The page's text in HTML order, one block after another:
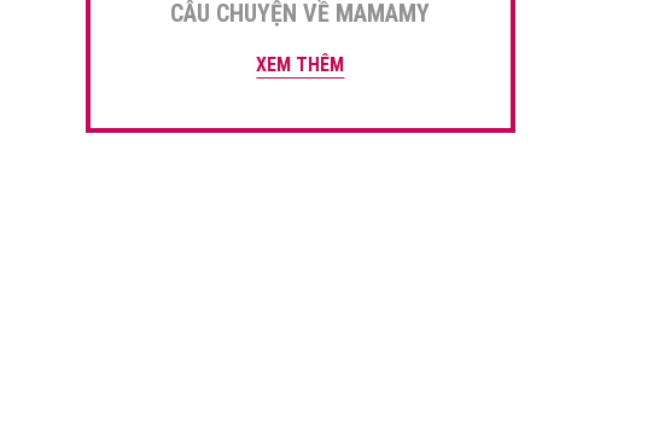
CÂU CHUYỆN VỀ MAMAMY
XEM THÊM